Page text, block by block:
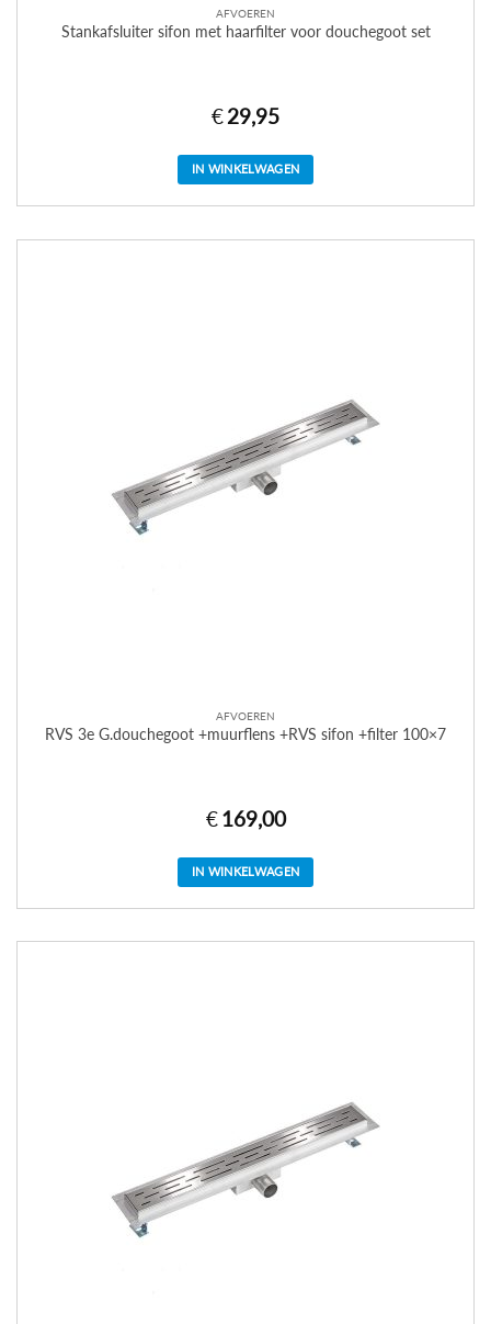
AFVOEREN
Stankafsluiter sifon met haarfilter voor douchegoot set
€29,95
IN WINKELWAGEN
AFVOEREN
RVS 3e G.douchegoot +muurflens +RVS sifon +filter 100×7
€ 169,00
IN WINKELWAGEN